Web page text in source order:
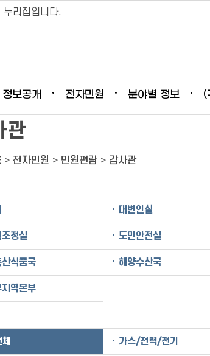
리집입니다.
정보공개 전자민원 분야별 정보 (
관
> 전자민원 > 민원편람 > 감사관
대변인실
조정실 도민안전실
산식품국 해양수산국
지역본부
가스/전력/전기